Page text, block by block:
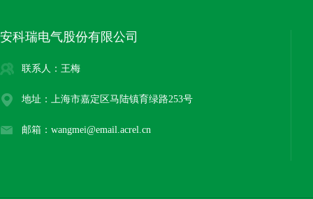
安科瑞电气股份有限公司
联系人：王梅
地址：上海市嘉定区马陆镇育绿路253号
邮箱：wangmei@email.acrel.cn